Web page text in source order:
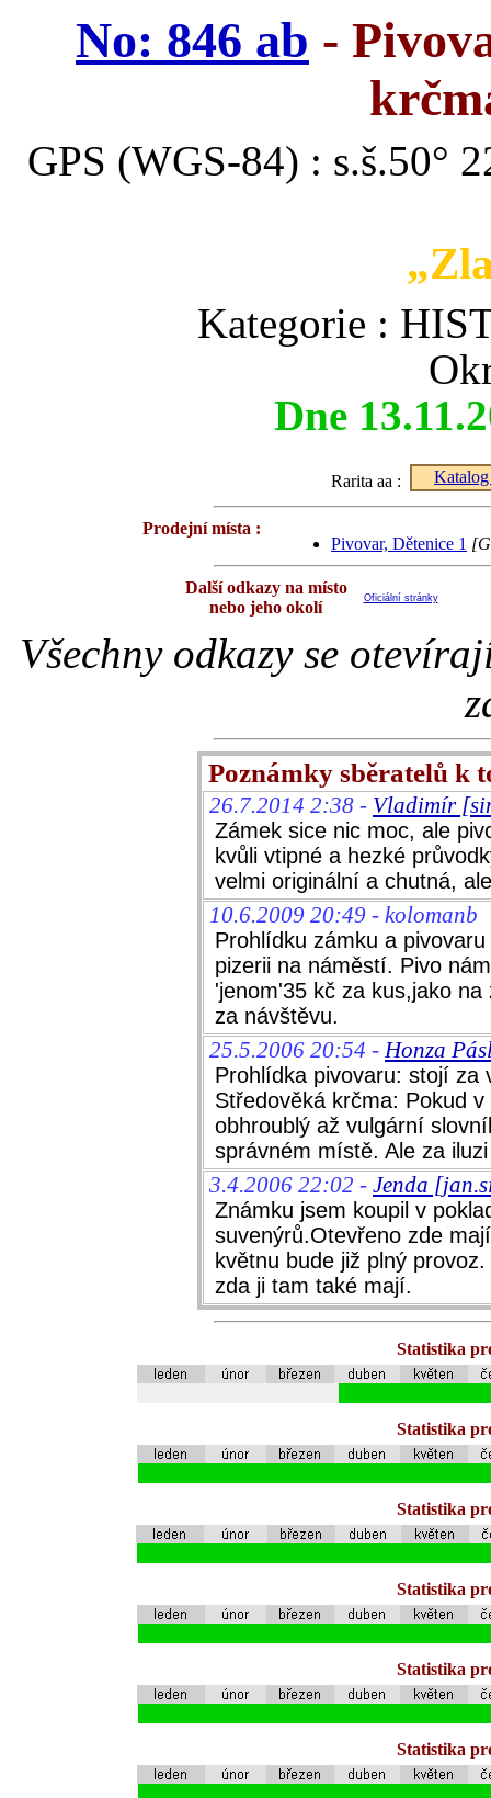
No: 846 ab -
GPS (WGS-84) : s.š.50°
Kategorie :
Dne
Rarita aa :
Prodejní místa :
Pivovar, Dětenice 1
Další odkazy na místo
nebo jeho okolí
Oficiální stránky
Všechny odkazy se
Poznámky sběratelů k
26.7.2014 2:38 - Vladimír
Zámek sice nic moc, ale
kvůli vtipné a hezké
velmi originální a chutná,
10.6.2009 20:49 - kolomanb
Prohlídku zámku a
pizerii na náměstí. Pivo
'jenom'35 kč za kus,jako
za návštěvu.
25.5.2006 20:54 - Honza
Prohlídka pivovaru: stojí za
Středověká krčma: Pokud
obhroublý až vulgární
správném místě. Ale za
3.4.2006 22:02 - Jenda
Známku jsem koupil v
suvenýrů.Otevřeno zde
květnu bude již plný
zda ji tam také mají.
Statistika
Statistika
Statistika
Statistika
Statistika
Statistika